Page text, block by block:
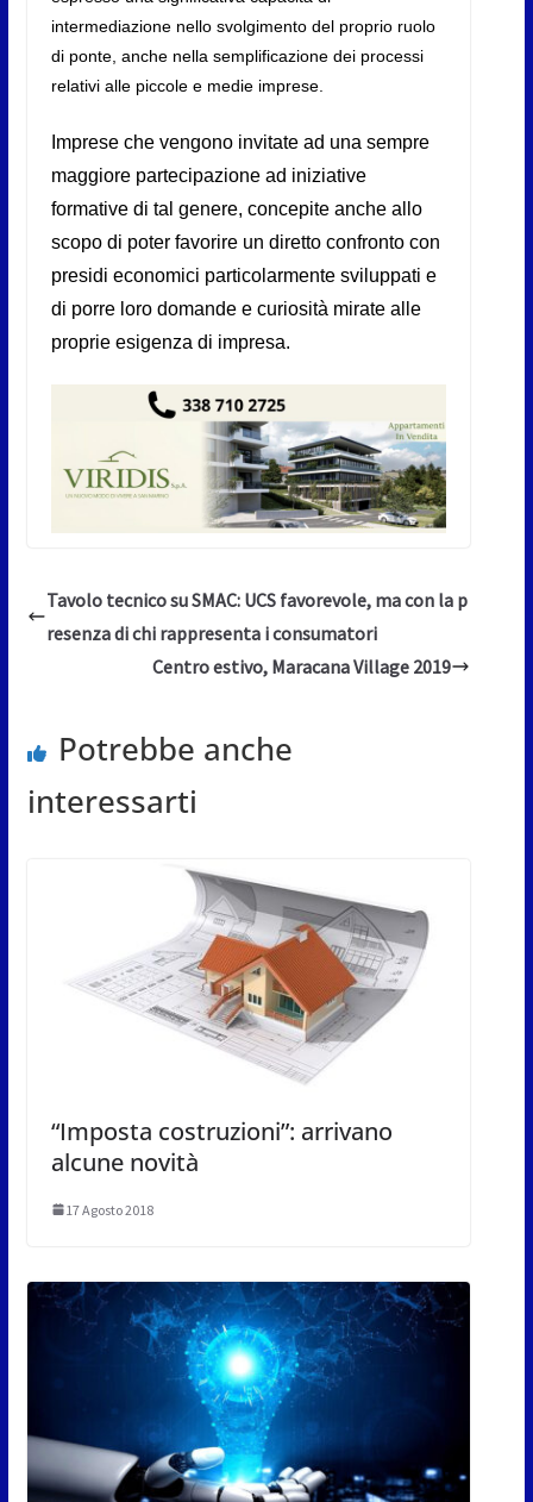
intermediazione nello svolgimento del proprio ruolo
di ponte, anche nella semplificazione dei processi
relativi alle piccole e medie imprese.
Imprese che vengono invitate ad una sempre
maggiore partecipazione ad iniziative
formative di tal genere, concepite anche allo
scopo di poter favorire un diretto confronto con
presidi economici particolarmente sviluppati e
di porre loro domande e curiosità mirate alle
proprie esigenza di impresa.
Tavolo tecnico su SMAC: UCS favorevole, ma con la p
resenza di chi rappresenta i consumatori
Centro estivo, Maracana Village 2019
Potrebbe anche
interessarti
“Imposta costruzioni”: arrivano
alcune novità
17 Agosto 2018